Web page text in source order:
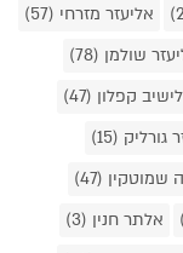
אליעזר מזרחי (57)
שולמן (78)
קפלון (47)
גורליק (15)
שמוטקין (47)
אלתר חנין (3)